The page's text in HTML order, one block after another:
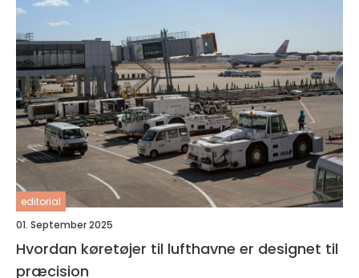
editorial
01. September 2025
Hvordan køretøjer til lufthavne er designet til
præcision